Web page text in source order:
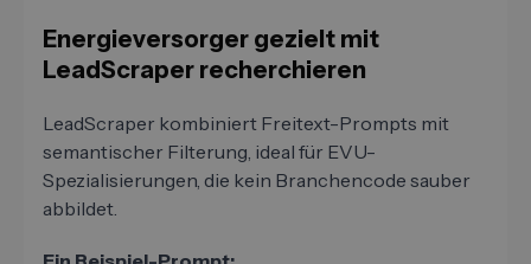
Energieversorger gezielt mit
LeadScraper recherchieren
LeadScraper kombiniert Freitext-Prompts mit
semantischer Filterung, ideal für EVU-
Spezialisierungen, die kein Branchencode sauber
abbildet.